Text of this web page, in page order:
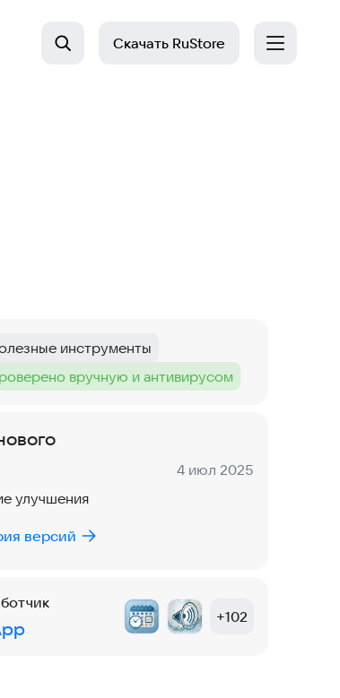
Скачать RuStore
:
инструменты
вручную и антивирусом
Дата:
4 июл 2025
улучшения
версий
+102